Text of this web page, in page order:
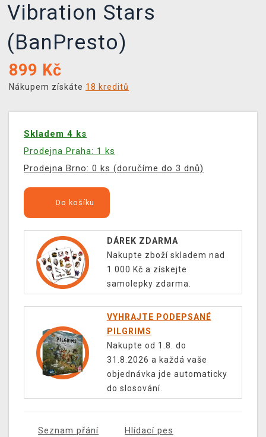
Vibration Stars
(BanPresto)
899 Kč
Nákupem získáte 18 kreditů
Skladem 4 ks
Prodejna Praha: 1 ks
Prodejna Brno: 0 ks (doručíme do 3 dnů)
Do košíku
DÁREK ZDARMA
Nakupte zboží skladem nad
1 000 Kč a získejte
samolepky zdarma.
VYHRAJTE PODEPSANÉ
PILGRIMS
Nakupte od 1.8. do
31.8.2026 a každá vaše
objednávka jde automaticky
do slosování.
Seznam přání Hlídací pes